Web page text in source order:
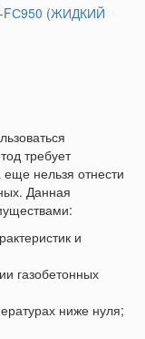
FС950 (ЖИДКИЙ
требует
еще нельзя отнести
Данная
и
газобетонных
ниже нуля;